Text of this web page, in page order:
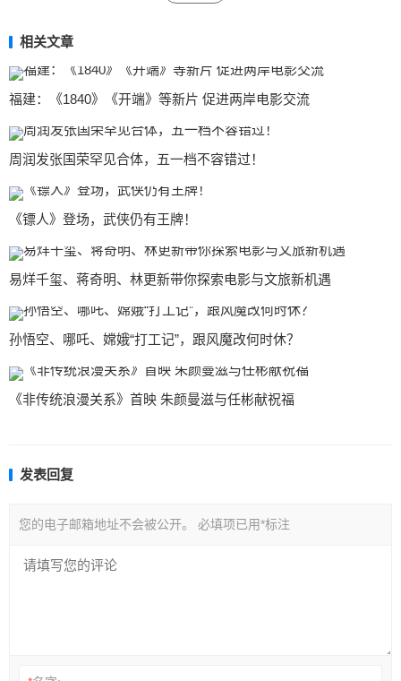
相关文章
福建：《1840》《开端》等新片 促进两岸电影交流
周润发张国荣罕见合体，五一档不容错过！
《镖人》登场，武侠仍有王牌！
易烊千玺、蒋奇明、林更新带你探索电影与文旅新机遇
孙悟空、哪吒、嫦娥“打工记”，跟风魔改何时休？
《非传统浪漫关系》首映 朱颜曼滋与任彬献祝福
发表回复
您的电子邮箱地址不会被公开。 必填项已用*标注